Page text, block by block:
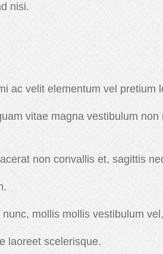
nisi.
ac velit elementum vel pretium
vitae magna vestibulum non
non convallis et, sagittis
mollis mollis vestibulum
laoreet scelerisque.